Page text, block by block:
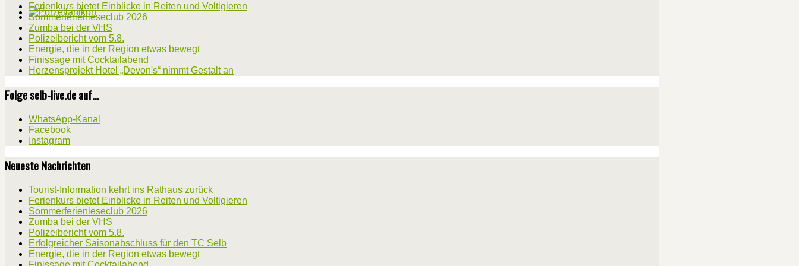
Ferienkurs bietet Einblicke in Reiten und Voltigieren
Sommerferienleseclub 2026
Zumba bei der VHS
Polizeibericht vom 5.8.
Energie, die in der Region etwas bewegt
Finissage mit Cocktailabend
Herzensprojekt Hotel „Devon's“ nimmt Gestalt an
Folge selb-live.de auf...
WhatsApp-Kanal
Facebook
Instagram
Neueste Nachrichten
Tourist-Information kehrt ins Rathaus zurück
Ferienkurs bietet Einblicke in Reiten und Voltigieren
Sommerferienleseclub 2026
Zumba bei der VHS
Polizeibericht vom 5.8.
Erfolgreicher Saisonabschluss für den TC Selb
Energie, die in der Region etwas bewegt